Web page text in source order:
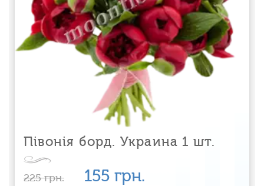
Півонія борд. Украина 1 шт.
225грн. 155 грн.